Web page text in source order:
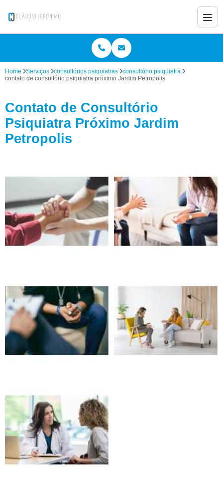
Home Serviços consultórios psiquiatras
consultório psiquiatra
contato de consultório psiquiatra próximo Jardim Petropolis
Contato de Consultório
Psiquiatra Próximo Jardim
Petropolis